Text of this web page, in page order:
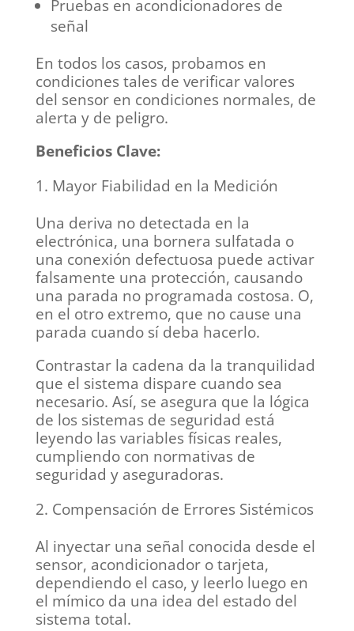
Pruebas en acondicionadores de
señal
En todos los casos, probamos en
condiciones tales de verificar valores
del sensor en condiciones normales, de
alerta y de peligro.
Beneficios Clave:
Mayor Fiabilidad en la Medición
Una deriva no detectada en la
electrónica, una bornera sulfatada o
una conexión defectuosa puede activar
falsamente una protección, causando
una parada no programada costosa. O,
en el otro extremo, que no cause una
parada cuando sí deba hacerlo.
Contrastar la cadena da la tranquilidad
que el sistema dispare cuando sea
necesario. Así, se asegura que la lógica
de los sistemas de seguridad está
leyendo las variables físicas reales,
cumpliendo con normativas de
seguridad y aseguradoras.
Compensación de Errores Sistémicos
Al inyectar una señal conocida desde el
sensor, acondicionador o tarjeta,
dependiendo el caso, y leerlo luego en
el mímico da una idea del estado del
sistema total.